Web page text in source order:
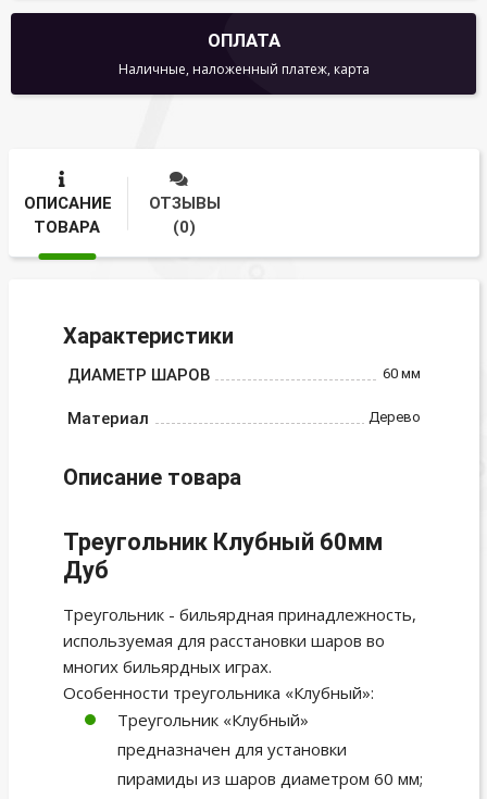
ОПЛАТА
Наличные, наложенный платеж, карта
ОПИСАНИЕ
ТОВАРА
ОТЗЫВЫ
(0)
Характеристики
ДИАМЕТР ШАРОВ 60 мм
Материал Дерево
Описание товара
Треугольник Клубный 60мм
Дуб
Треугольник - бильярдная принадлежность,
используемая для расстановки шаров во
многих бильярдных играх.
Особенности треугольника «Клубный»:
Треугольник «Клубный»
предназначен для установки
пирамиды из шаров диаметром 60 мм;